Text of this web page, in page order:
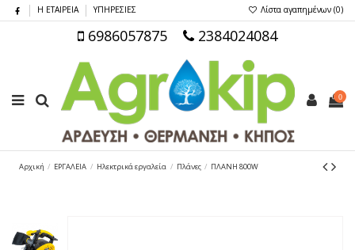
Η ΕΤΑΙΡΕΙΑ ΥΠΗΡΕΣΙΕΣ Λίστα αγαπημένων (0)
6986057875 2384024084
0
Αρχική ΕΡΓΑΛΕΙΑ Ηλεκτρικά εργαλεία Πλάνες ΠΛΑΝΗ 800W